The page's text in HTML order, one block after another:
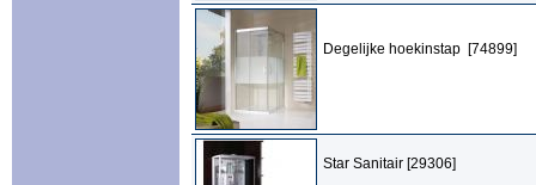
Degelijke hoekinstap [74899]
Star Sanitair [29306]